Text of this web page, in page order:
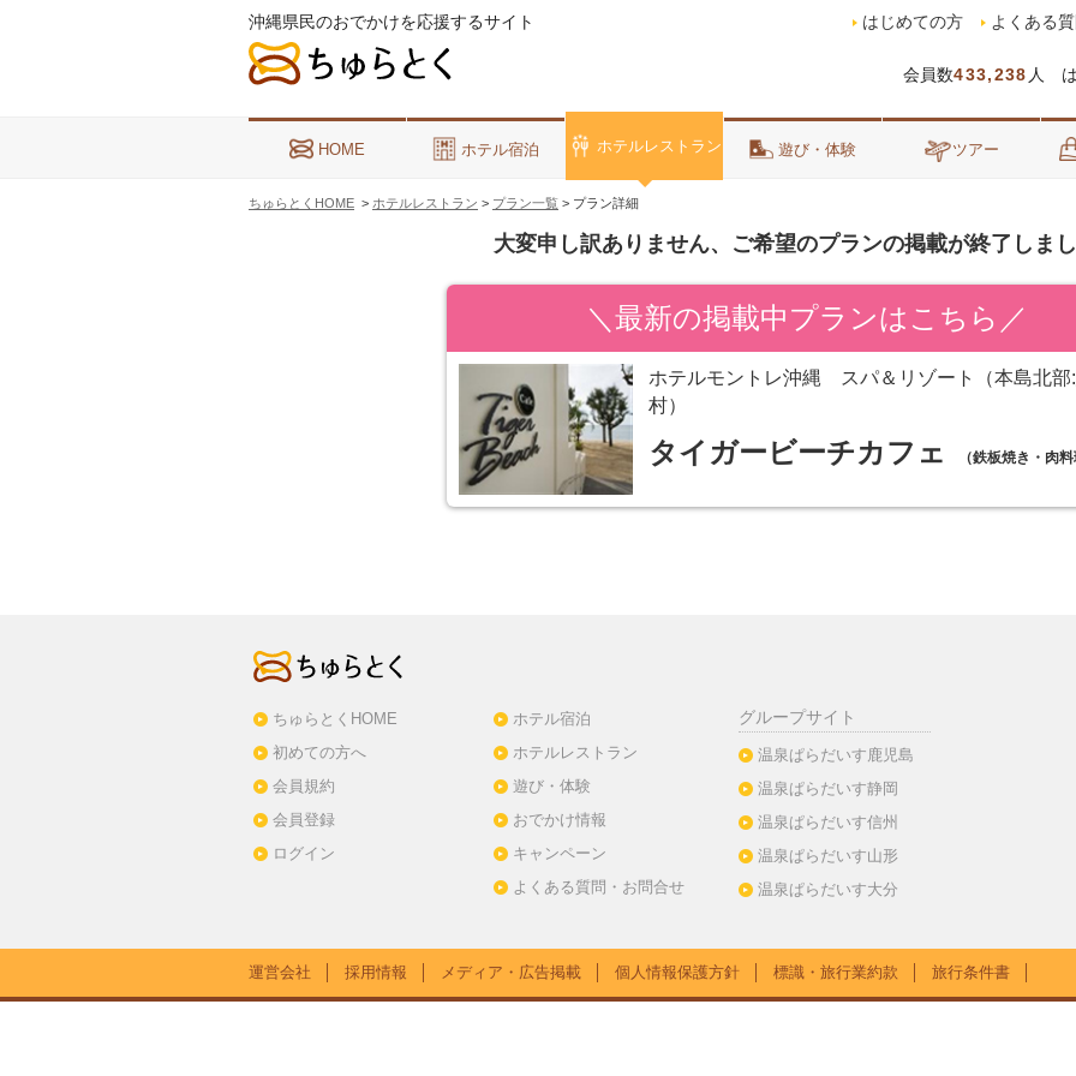
沖縄県民のおでかけを応援するサイト
会員数433,238 人 は
はじめての方 よくある
HOME ホテル宿泊 ホテルレストラン 遊び・体験 ツアー
ちゅらとくHOME > ホテルレストラン > プラン一覧 > プラン詳細
大変申し訳ありません、ご希望のプランの掲載が終了しまし
＼最新の掲載中プランはこちら／
ホテルモントレ沖縄 スパ＆リゾート（本島北部
村）
タイガービーチカフェ （鉄板焼き・肉料
ちゅらとくHOME
初めての方へ
会員規約
会員登録
ログイン
ホテル宿泊
ホテルレストラン
遊び・体験
おでかけ情報
キャンペーン
よくある質問・お問合せ
グループサイト
温泉ぱらだいす鹿児島
温泉ぱらだいす静岡
温泉ぱらだいす信州
温泉ぱらだいす山形
温泉ぱらだいす大分
運営会社 採用情報 メディア・広告掲載 個人情報保護方針 標識・旅行業約款 旅行条件書